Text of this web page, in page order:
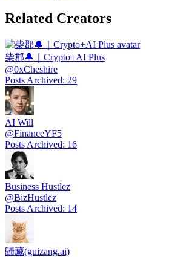
Related Creators
柴郡🔔｜Crypto+AI Plus
@0xCheshire
Posts Archived: 29
AI Will
@FinanceYF5
Posts Archived: 16
Business Hustlez
@BizHustlez
Posts Archived: 14
歸藏(guizang.ai)